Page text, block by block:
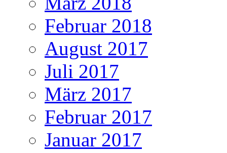
Februar 2018
August 2017
Juli 2017
März 2017
Februar 2017
Januar 2017